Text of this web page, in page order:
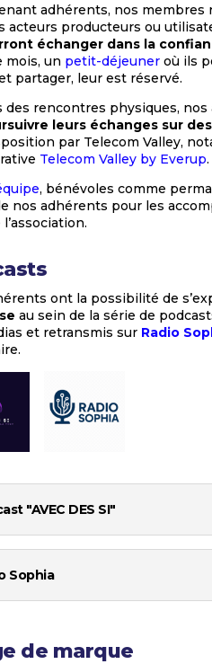
adhérents, nos membres
acteurs producteurs ou
échanger dans la
mois, un petit-déjeuner où ils
partager, leur est réservé.
des rencontres physiques,
leurs échanges sur
par Telecom Valley,
Telecom Valley by Everup.
, bénévoles comme
nos adhérents pour les
ont la possibilité de
au sein de la série de
et retransmis sur Radio
"AVEC DES SI"
Sophia
de marque